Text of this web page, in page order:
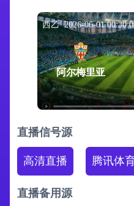
西乙 2026-06-01
阿尔梅里亚
直播信号源
高清直播 腾讯体
直播备用源